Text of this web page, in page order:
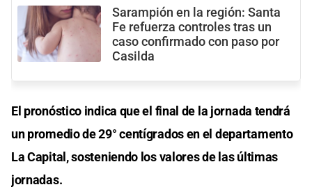
Sarampión en la región: Santa
Fe refuerza controles tras un
caso confirmado con paso por
Casilda
El pronóstico indica que el final de la jornada tendrá
un promedio de 29° centígrados en el departamento
La Capital, sosteniendo los valores de las últimas
jornadas.